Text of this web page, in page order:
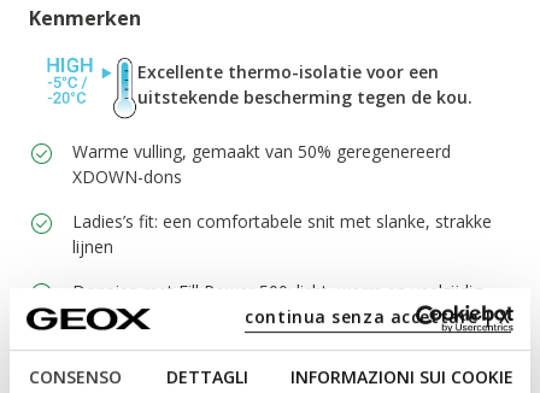
CONSENSO DETTAGLI INFORMAZIONI SUI COOKIE
continua senza accettare | X
Kenmerken
Excellente thermo-isolatie voor een
uitstekende bescherming tegen de kou.
Warme vulling, gemaakt van 50% geregenereerd
XDOWN-dons
Ladies’s fit: een comfortabele snit met slanke, strakke
lijnen
Donsjas met Fill Power 500: licht, warm en veelzijdig,
biedt uitstekende prestaties in stedelijke omgevingen.
Ideaal voor wie op zoek is naar functionaliteit en
comfort.